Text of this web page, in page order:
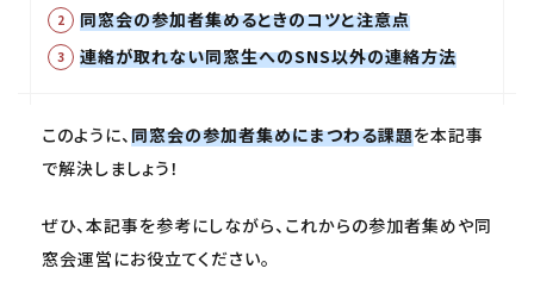
同窓会の参加者集めるときのコツと注意点
連絡が取れない同窓生へのSNS以外の連絡方法
このように、同窓会の参加者集めにまつわる課題を本記事
で解決しましょう！
ぜひ、本記事を参考にしながら、これからの参加者集めや同
窓会運営にお役立てください。